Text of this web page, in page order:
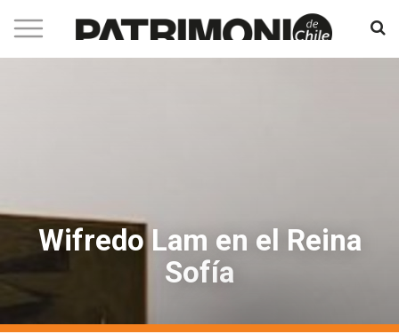
Wifredo Lam en el Reina
Sofía